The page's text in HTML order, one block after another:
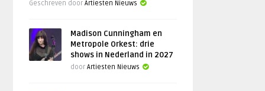
Geschreven doorArtiesten Nieuws
Madison Cunningham en
Metropole Orkest: drie
shows in Nederland in 2027
doorArtiesten Nieuws